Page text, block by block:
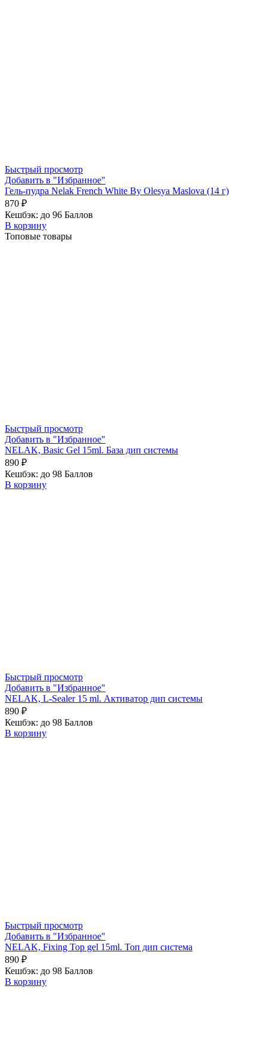
Быстрый просмотр
Добавить в "Избранное"
Гель-пудра Nelak French White By Olesya Maslova (14 г)
870 ₽
Кешбэк: до 96 Баллов
В корзину
Топовые товары
Быстрый просмотр
Добавить в "Избранное"
NELAK, Basic Gel 15ml. База дип системы
890 ₽
Кешбэк: до 98 Баллов
В корзину
Быстрый просмотр
Добавить в "Избранное"
NELAK, L-Sealer 15 ml. Активатор дип системы
890 ₽
Кешбэк: до 98 Баллов
В корзину
Быстрый просмотр
Добавить в "Избранное"
NELAK, Fixing Top gel 15ml. Топ дип система
890 ₽
Кешбэк: до 98 Баллов
В корзину